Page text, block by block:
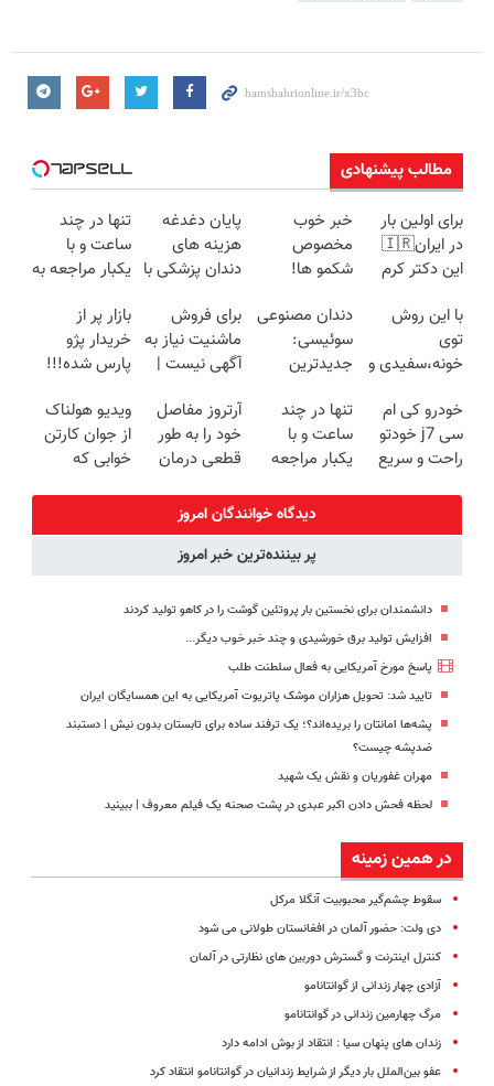
مطالب پیشنهادی
برای اولین بار
در ایران🇮🇷
این دکتر کرم
روزه ساخت!
خبر خوب
مخصوص
شکمو ها!
روش لاغری
معرفی شد
پایان دغدغه
هزینه های
دندان پزشکی با
کننده خانگی
تنها در چند
ساعت و با
یکبار مراجعه به
با این روش
توی
خونه،سفیدی و
برگردون
(40%off)
دندان مصنوعی
سوئیسی:
جدیدترین
سبک و مقاوم |
پرداخت قسطی
برای فروش
ماشنیت نیاز به
آگهی نیست |
بفروشش
بازار پر از
خریدار پژو
پارس شده!!!
به راحتی
بفروش
خودرو کی ام
سی j7 خودتو
راحت و سریع
تنها در چند
ساعت و با
یکبار مراجعه
آرتروز مفاصل
خود را به طور
قطعی درمان
◗پرسش‌نامه◖
ویدیو هولناک
از جوان کارتن
خوابی که
دیدگاه خوانندگان امروز
پر بیننده‌ترین خبر امروز
دانشمندان برای نخستین بار پروتئین گوشت را در کاهو تولید کردند
افزایش تولید برق خورشیدی و چند خبر خوب دیگر...
پاسخ مورخ آمریکایی به فعال سلطنت طلب
تایید شد: تحویل هزاران موشک پاتریوت آمریکایی به این همسایگان ایران
پشه‌ها امانتان را بریده‌اند؟؛ یک ترفند ساده برای تابستان بدون نیش | دستبند
ضدپشه چیست؟
مهران غفوریان و نقش یک شهید
لحظه‌ فحش دادن اکبر عبدی در پشت صحنه یک فیلم معروف | ببینید
در همین زمینه
سقوط چشم‌گیر محبوبیت آنگلا مرکل
دی ولت: حضور آلمان در افغانستان طولانی‌ می شود
کنترل اینترنت و گسترش دوربین های نظارتی در آلمان
آزادی چهار زندانی از گوانتانامو
مرگ چهارمین زندانی در گوانتانامو
زندان های پنهان سیا : انتقاد از بوش ادامه دارد
عفو بین‌الملل‌ بار دیگر از شرایط زندانیان‌ در گوانتانامو انتقاد کرد